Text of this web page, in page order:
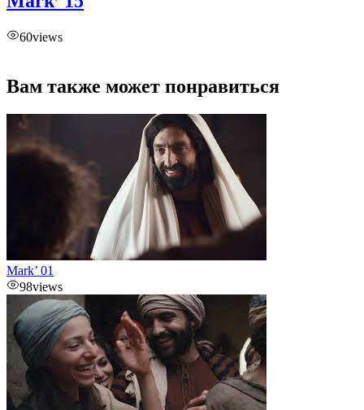
60views
Вам также может понравиться
Mark’ 01
98views